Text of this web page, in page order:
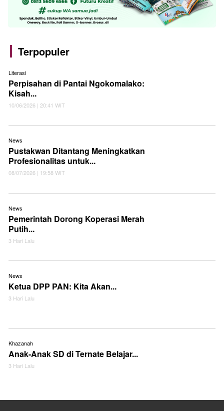
Terpopuler
Literasi
Perpisahan di Pantai Ngokomalako:
Kisah...
10/06/2026 | 20:41 WIT
News
Pustakwan Ditantang Meningkatkan
Profesionalitas untuk...
08/07/2026 | 19:58 WIT
News
Pemerintah Dorong Koperasi Merah
Putih...
3 Hari Lalu
News
Ketua DPP PAN: Kita Akan...
3 Hari Lalu
Khazanah
Anak-Anak SD di Ternate Belajar...
3 Hari Lalu